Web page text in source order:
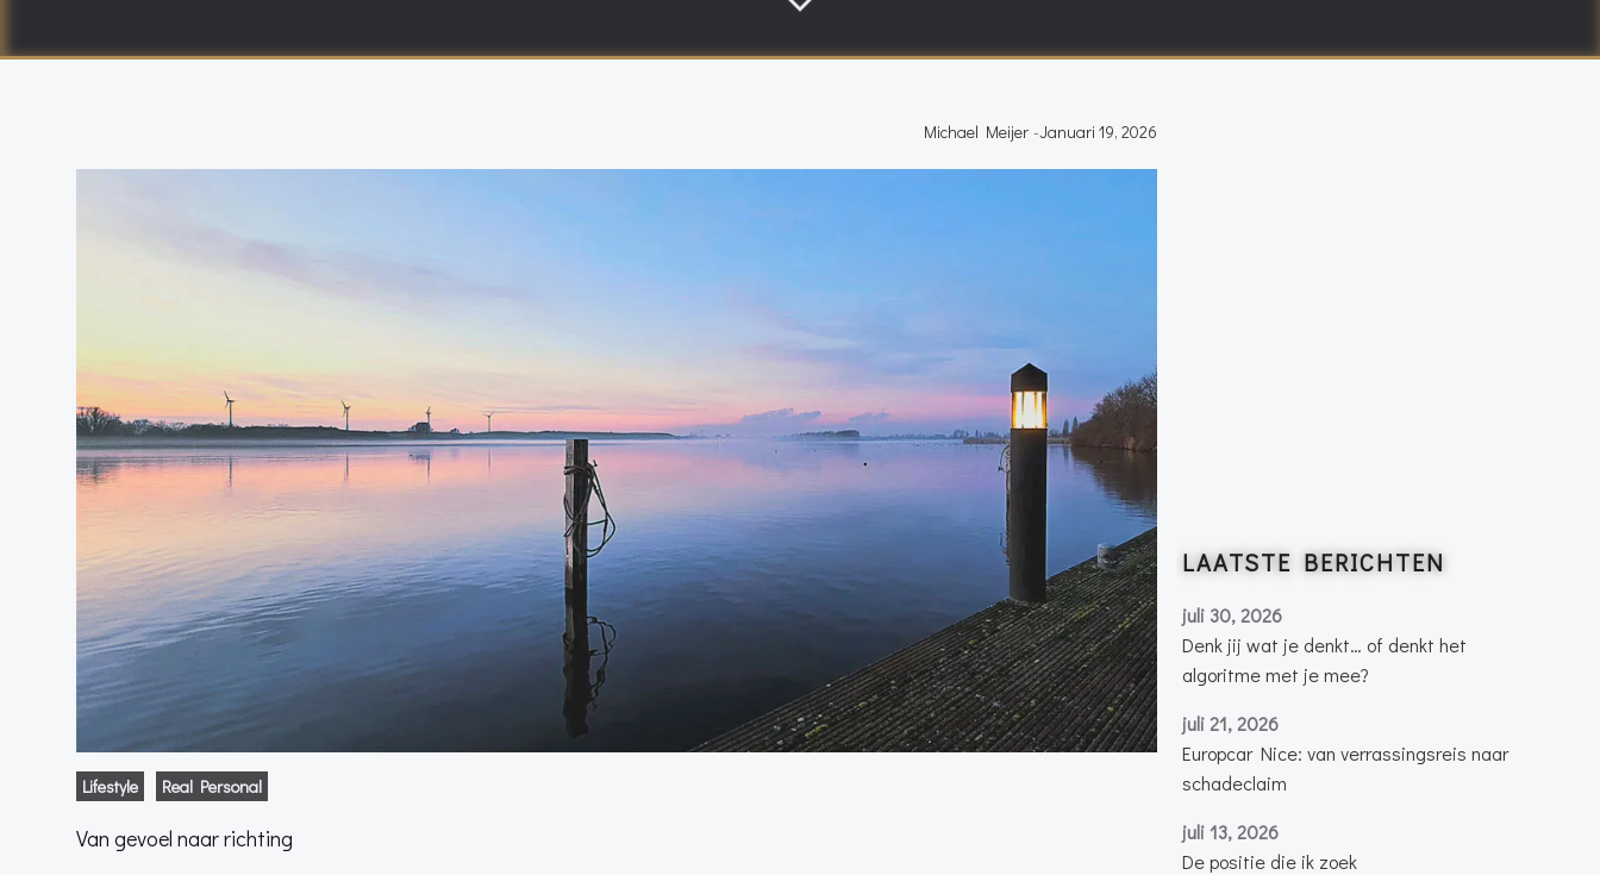
Michael Meijer -Januari 19, 2026
Lifestyle Real Personal
Van gevoel naar richting
LAATSTE BERICHTEN
juli 30, 2026
Denk jij wat je denkt… of denkt het
algoritme met je mee?
juli 21, 2026
Europcar Nice: van verrassingsreis naar
schadeclaim
juli 13, 2026
De positie die ik zoek